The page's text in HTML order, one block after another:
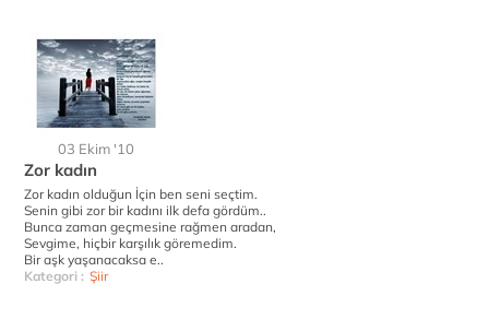
03 Ekim '10
Zor kadın
Zor kadın olduğun İçin ben seni seçtim.
Senin gibi zor bir kadını ilk defa gördüm..
Bunca zaman geçmesine rağmen aradan,
Sevgime, hiçbir karşılık göremedim.
Bir aşk yaşanacaksa e..
Kategori : Şiir